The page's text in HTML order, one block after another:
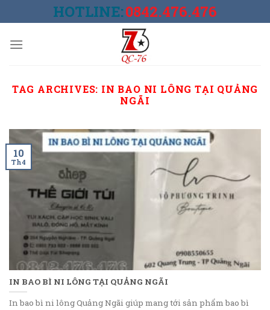
to
HOTLINE:0842.476.476
TAG ARCHIVES: IN BAO NI LÔNG TẠI QUẢNG
NGÃI
IN BAO BÌ NI LÔNG TẠI QUẢNG NGÃI
In bao bì ni lông Quảng Ngãi giúp mang tới sản phẩm bao bì
10
Th4